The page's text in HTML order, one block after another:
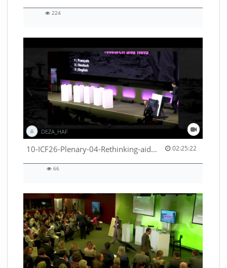
224
DEZA_HAF
10-ICF26-Plenary-04-Rethinking-aid-deliveries-for-greater-impact-with-existing-resources-53529531710001791 02:25:22
02:25:22 duration
66